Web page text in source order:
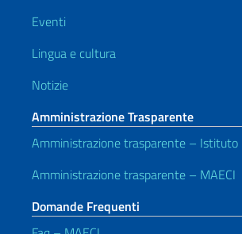
Eventi
Lingua e cultura
Notizie
Amministrazione Trasparente
Amministrazione trasparente – Istituto
Amministrazione trasparente – MAECI
Domande Frequenti